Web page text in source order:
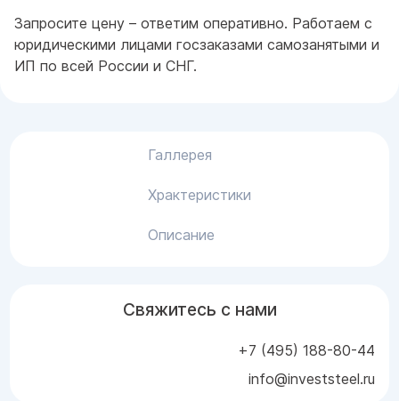
Запросите цену – ответим оперативно. Работаем с
юридическими лицами госзаказами самозанятыми и
ИП по всей России и СНГ.
Галлерея
Храктеристики
Описание
Свяжитесь с нами
+7 (495) 188-80-44
info@investsteel.ru